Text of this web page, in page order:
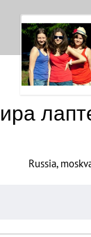
ира
Russia,